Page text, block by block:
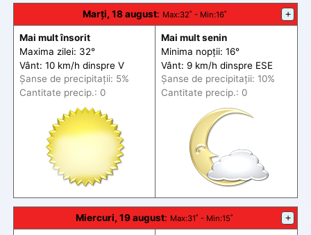
Marți, 18 august: Max:32˚ - Min:16˚ +
Mai mult însorit
Maxima zilei: 32°
Vânt: 10 km/h dinspre V
Șanse de precipitații: 5%
Cantitate precip.: 0
Mai mult senin
Minima nopții: 16°
Vânt: 9 km/h dinspre ESE
Șanse de precipitații: 10%
Cantitate precip.: 0
Miercuri, 19 august: Max:31˚ - Min:15˚ +